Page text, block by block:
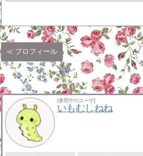
プロフィール
[参照中のユーザ]
いもむしねね